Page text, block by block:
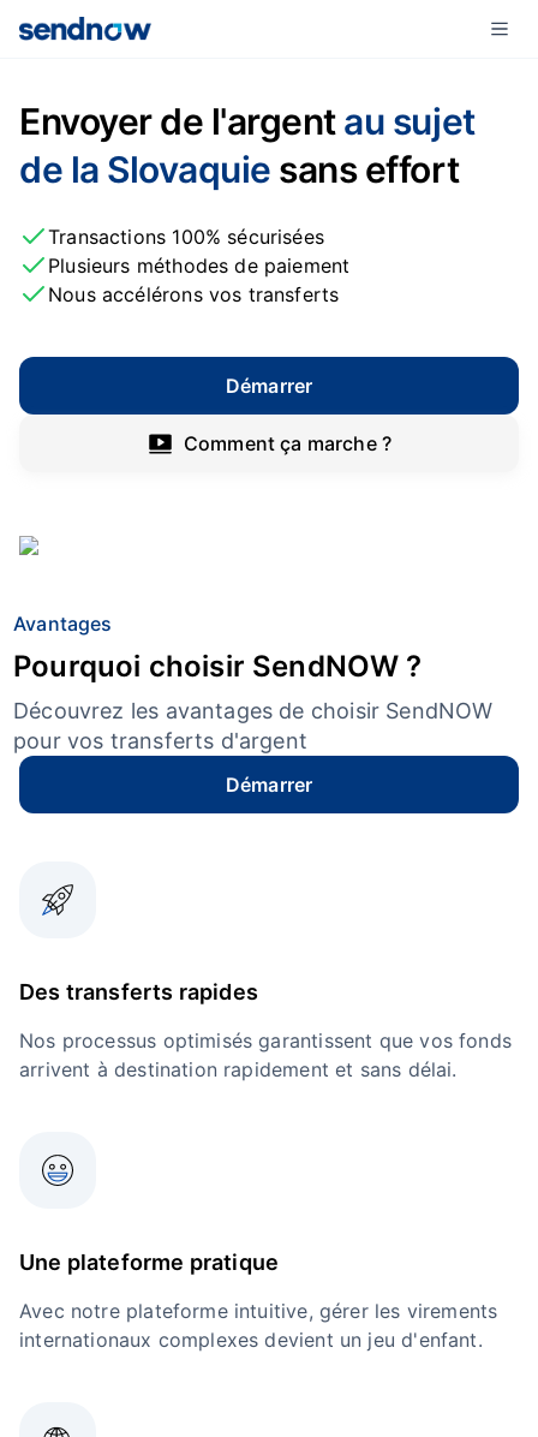
Envoyer de l'argentau sujet
de la Slovaquie sans effort
Transactions 100% sécurisées
Plusieurs méthodes de paiement
Nous accélérons vos transferts
Démarrer
Comment ça marche ?
Avantages
Pourquoi choisir SendNOW ?
Découvrez les avantages de choisir SendNOW
pour vos transferts d'argent
Démarrer
Des transferts rapides
Nos processus optimisés garantissent que vos fonds
arrivent à destination rapidement et sans délai.
Une plateforme pratique
Avec notre plateforme intuitive, gérer les virements
internationaux complexes devient un jeu d'enfant.